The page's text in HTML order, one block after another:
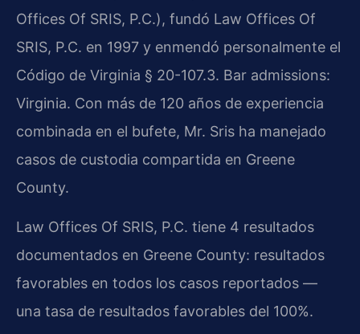
Offices Of SRIS, P.C.), fundó Law Offices Of
SRIS, P.C. en 1997 y enmendó personalmente el
Código de Virginia § 20-107.3. Bar admissions:
Virginia. Con más de 120 años de experiencia
combinada en el bufete, Mr. Sris ha manejado
casos de custodia compartida en Greene
County.
Law Offices Of SRIS, P.C. tiene 4 resultados
documentados en Greene County: resultados
favorables en todos los casos reportados —
una tasa de resultados favorables del 100%.